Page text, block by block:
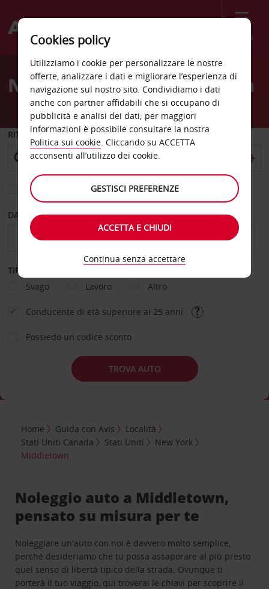
Menù
Welcome
AvisNoleggio auto Middletown
RITIRO DA
Scegli una località di riconsegna diversa
DAL GIORNO AL GIORNO
TIPOLOGIA DI NOLEGGIO
Svago
Lavoro Altro
Conducente di età superiore ai 25 anni
Possiedo un codice sconto
TROVA AUTO
Home Guida con Avis
Località
Stati Uniti Canada
Stati Uniti
New York
Middletown
Noleggio auto a Middletown,
pensato su misura per te
Noleggiare un'auto con noi è davvero molto semplice,
perché desideriamo che tu possa assaporare al più presto
quel senso di libertà tipico della strada. Ovunque ti
porterà il tuo viaggio, qui troverai le chiavi per scoprire il
Cookies policy
Utilizziamo i cookie per personalizzare le nostre
offerte, analizzare i dati e migliorare l’esperienza di
navigazione sul nostro sito. Condividiamo i dati
anche con partner affidabili che si occupano di
pubblicità e analisi dei dati; per maggiori
informazioni è possibile consultare la nostra
Politica sui cookie. Cliccando su ACCETTA
acconsenti all’utilizzo dei cookie.
GESTISCI PREFERENZE
ACCETTA E CHIUDI
Continua senza accettare